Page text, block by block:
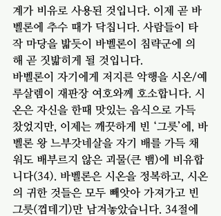
계가 비유로 사용된 것입니다. 이제 곧 바
벨론에 추수 때가 닥칩니다. 사람들이 타
작 마당을 밟듯이 바벨론이 침략군에 의
해 곧 짓밟히게 될 것입니다.
바벨론이 자기에게 저지른 악행을 시온/예
루살렘이 재판장 여호와께 호소합니다. 시
온은 자신을 한때 맛있는 음식으로 가득
찼었지만, 이제는 깨끗하게 빈 ‘그릇’에, 바
벨론 왕 느부갓네살을 자기 배를 가득 채
워도 배부르지 않은 괴물(큰 뱀)에 비유합
니다(34). 바벨론은 시온을 정복하고, 시온
의 귀한 것들은 모두 빼앗아 가져가고 빈
그릇(껍데기)만 남겨놓았습니다. 34절에